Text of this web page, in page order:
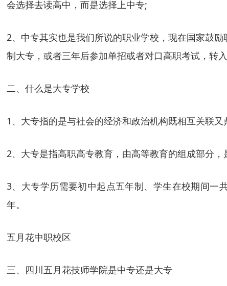
会选择去读高中，而是选择上中专;
2、中专其实也是我们所说的职业学校，现在国家鼓
制大专，或者三年后参加单招或者对口高职考试，转
二、什么是大专学校
1、大专指的是与社会的经济和政治机构既相互关联
2、大专是指高职高专教育，由高等教育的组成部分，
3、大专学历需要初中起点五年制、学生在校期间一
年。
五月花中职校区
三、四川五月花技师学院是中专还是大专